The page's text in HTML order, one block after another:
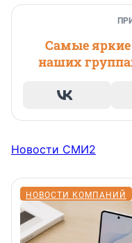
Самые яркие
наших
Новости СМИ2
НОВОСТИ КОМПАНИЙ